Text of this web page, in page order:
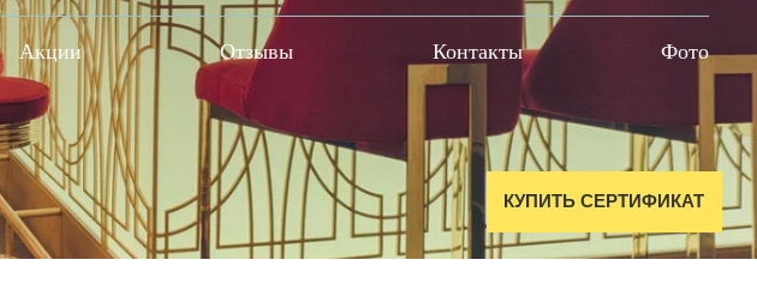
Акции Отзывы Контакты Фото
КУПИТЬ СЕРТИФИКАТ